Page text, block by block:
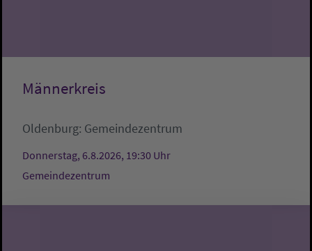
Männerkreis
Oldenburg: Gemeindezentrum
Donnerstag, 6.8.2026, 19:30 Uhr
Gemeindezentrum